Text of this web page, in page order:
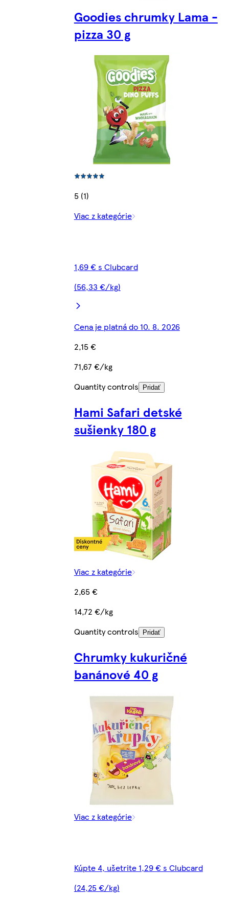
Goodies chrumky Lama -
pizza 30 g
5 (1)
Viac z kategórie
1,69 € s Clubcard
(56,33 €/kg)
Cena je platná do 10. 8. 2026
2,15 €
71,67 €/kg
Quantity controls
Pridať
Hami Safari detské
sušienky 180 g
Viac z kategórie
2,65 €
14,72 €/kg
Quantity controls
Pridať
Chrumky kukuričné
banánové 40 g
Viac z kategórie
Kúpte 4, ušetrite 1,29 € s Clubcard
(24,25 €/kg)